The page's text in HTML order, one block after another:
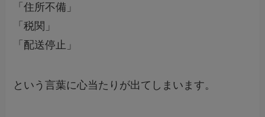
「住所不備」
「税関」
「配送停止」
という言葉に心当たりが出てしまいます。